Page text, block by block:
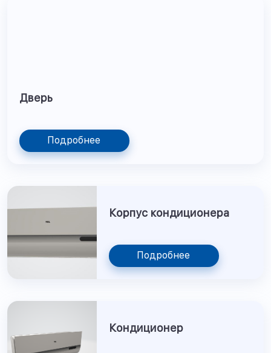
Дверь
Подробнее
Корпус кондиционера
Подробнее
Кондиционер